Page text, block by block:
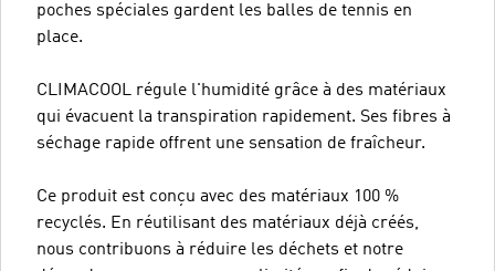
poches spéciales gardent les balles de tennis en
place.
CLIMACOOL régule l'humidité grâce à des matériaux
qui évacuent la transpiration rapidement. Ses fibres à
séchage rapide offrent une sensation de fraîcheur.
Ce produit est conçu avec des matériaux 100 %
recyclés. En réutilisant des matériaux déjà créés,
nous contribuons à réduire les déchets et notre